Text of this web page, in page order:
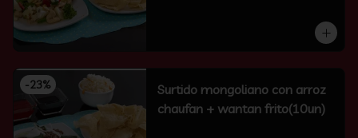
-23%
Surtido mongoliano con arroz
chaufan + wantan frito(10un)